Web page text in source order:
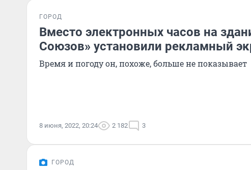
ГОРОД
Вместо электронных часов на
Союзов» установили рекламный
Время и погоду он, похоже, больше не показывает
8 июня, 2022, 20:24 2 182 3
ГОРОД